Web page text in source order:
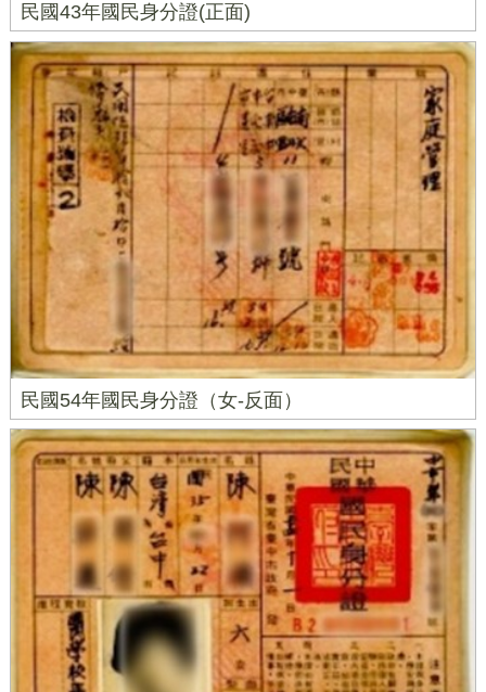
民國43年國民身分證(正面)
民國54年國民身分證（女-反面）